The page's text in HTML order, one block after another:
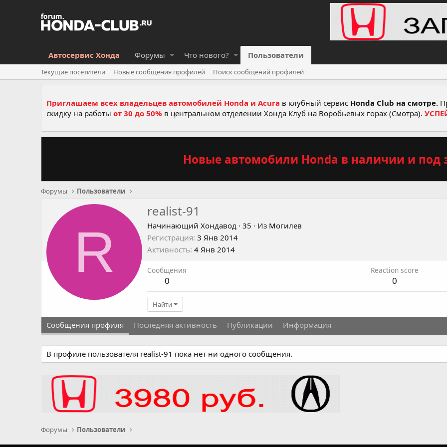
Автосервис Хонда Форумы Что нового? Пользователи
Текущие посетители Новые сообщения профилей Поиск сообщений профилей
Приглашаем всех владельцев автомобилей Honda и Acura в клубный сервис Honda Club на смотре.
скидку на работы от 30 до 50% в центральном отделении Хонда Клуб на Воробьевых горах (Смотра).
Новые автомобили Honda в наличии и под
Форумы Пользователи
R
realist-91
Начинающий Хондавод · 35 · Из Могилев
Регистрация 3 Янв 2014
Активность 4 Янв 2014
Сообщения
0
Reaction score
0
Найти
Сообщения профиля Последняя активность Публикации Информация
В профиле пользователя realist-91 пока нет ни одного сообщения.
Форумы Пользователи